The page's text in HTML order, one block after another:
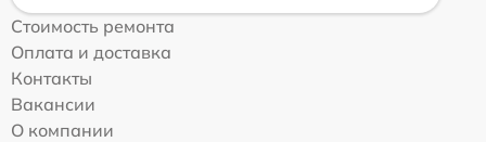
Стоимость ремонта
Оплата и доставка
Контакты
Вакансии
О компании